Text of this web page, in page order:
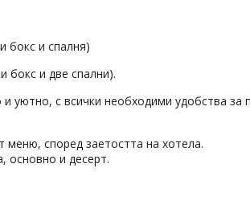
бокс и спалня)
бокс и две спални).
с всички необходими удобства за
според заетостта на хотела.
основно и десерт.